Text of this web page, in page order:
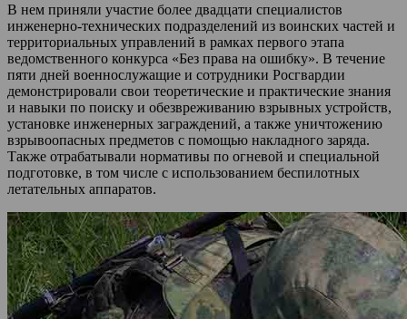
В нем приняли участие более двадцати специалистов
инженерно-технических подразделений из воинских частей и
территориальных управлений в рамках первого этапа
ведомственного конкурса «Без права на ошибку». В течение
пяти дней военнослужащие и сотрудники Росгвардии
демонстрировали свои теоретические и практические знания
и навыки по поиску и обезвреживанию взрывных устройств,
установке инженерных заграждений, а также уничтожению
взрывоопасных предметов с помощью накладного заряда.
Также отрабатывали нормативы по огневой и специальной
подготовке, в том числе с использованием беспилотных
летательных аппаратов.